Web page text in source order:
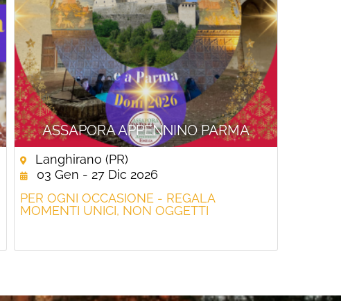
ASSAPORA APPENNINO PARMA
Langhirano (PR)
03 Gen - 27 Dic 2026
PER OGNI OCCASIONE - REGALA
MOMENTI UNICI, NON OGGETTI